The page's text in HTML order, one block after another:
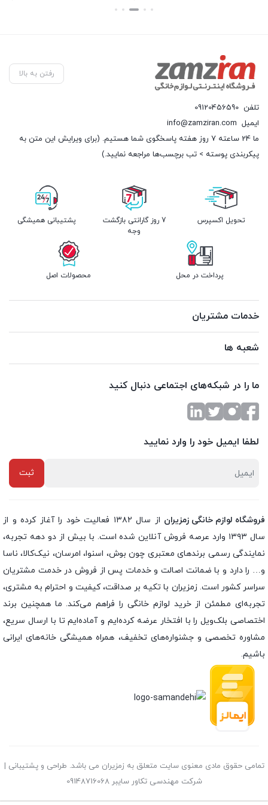
رفتن به بالا
تلفن 09120456590
ایمیل info@zamziran.com
ما 24 ساعته 7 روز هفته پاسخگوی شما هستیم. (برای ویرایش این متن به
پیکربندی پوسته > تب برچسب‌ها مراجعه نمایید.)
تحویل اکسپرس
7 روز گارانتی بازگشت
وجه
پشتیبانی همیشگی
پرداخت در محل محصولات اصل
خدمات مشتریان
شعبه ها
ما را در شبکه‌های اجتماعی دنبال کنید
لطفا ایمیل خود را وارد نمایید
فروشگاه لوازم خانگی زمزیران
از سال ۱۳۸۲ فعالیت خود را آغاز کرده و از
سال ۱۳۹۳ وارد عرصه فروش آنلاین شده است. با بیش از دو دهه تجربه،
نمایندگی رسمی برندهای معتبری چون بوش، اسنوا، امرسان، نیک‌کالا، ناسا
و… را دارد و با ضمانت اصالت و خدمات پس از فروش در خدمت مشتریان
سراسر کشور است. زمزیران با تکیه بر صداقت، کیفیت و احترام به مشتری،
تجربه‌ای مطمئن از خرید لوازم خانگی را فراهم می‌کند. ما همچنین برند
اختصاصی بلک‌ویل را با افتخار عرضه کرده‌ایم و آماده‌ایم تا با ارسال سریع،
مشاوره تخصصی و جشنواره‌های تخفیف، همراه همیشگی خانه‌های ایرانی
باشیم.
تمامی حقوق مادی معنوی سایت متعلق به زمزیران می باشد. طراحی و پشتیبانی |
شرکت مهندسی تکاور سایبر 09148716068